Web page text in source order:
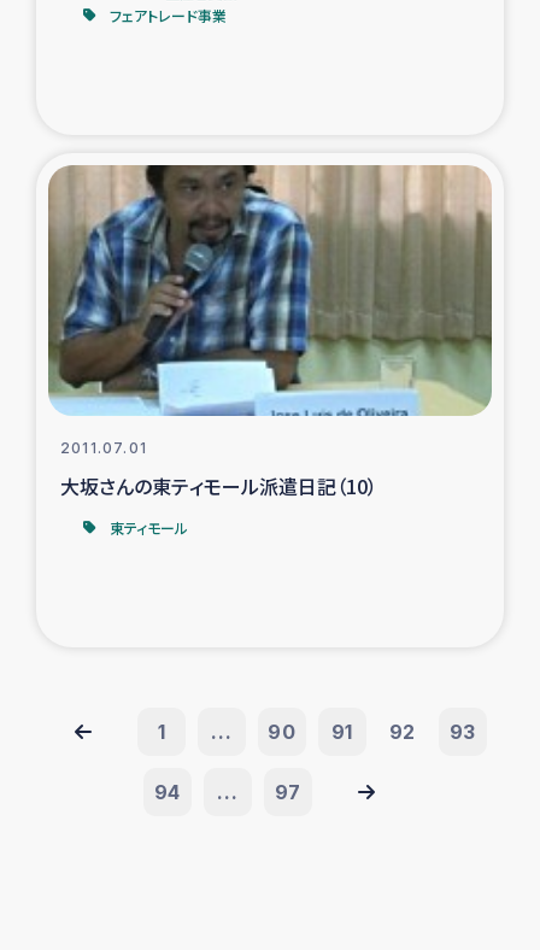
フェアトレード事業
2011.07.01
大坂さんの東ティモール派遣日記（10）
東ティモール
1 ... 90 91 92 93
94 ... 97